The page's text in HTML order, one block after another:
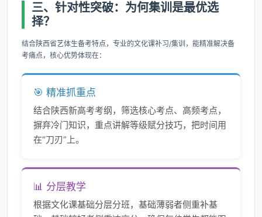
三、针对性突破：为何集训是最优选
择？
结合陕西省艺体生备考特点，专业的文化课补习/集训，能精准解决备
考痛点，核心优势体现在：
🎯 精准抓重点
结合陕西新高考考纲，筛选核心考点、高频考点，
摒弃冷门知识，重点讲解等级赋分技巧，把时间用
在“刀刃”上。
📊 分层教学
根据文化课基础分层分班，基础薄弱者侧重补基